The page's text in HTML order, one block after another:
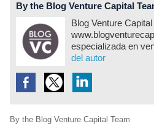
By the Blog Venture Capital
Blog Venture Capital
especializada en
del autor
By the Blog Venture Capital Team